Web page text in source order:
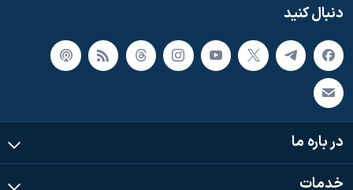
دنبال کنید
در باره ما
خدمات